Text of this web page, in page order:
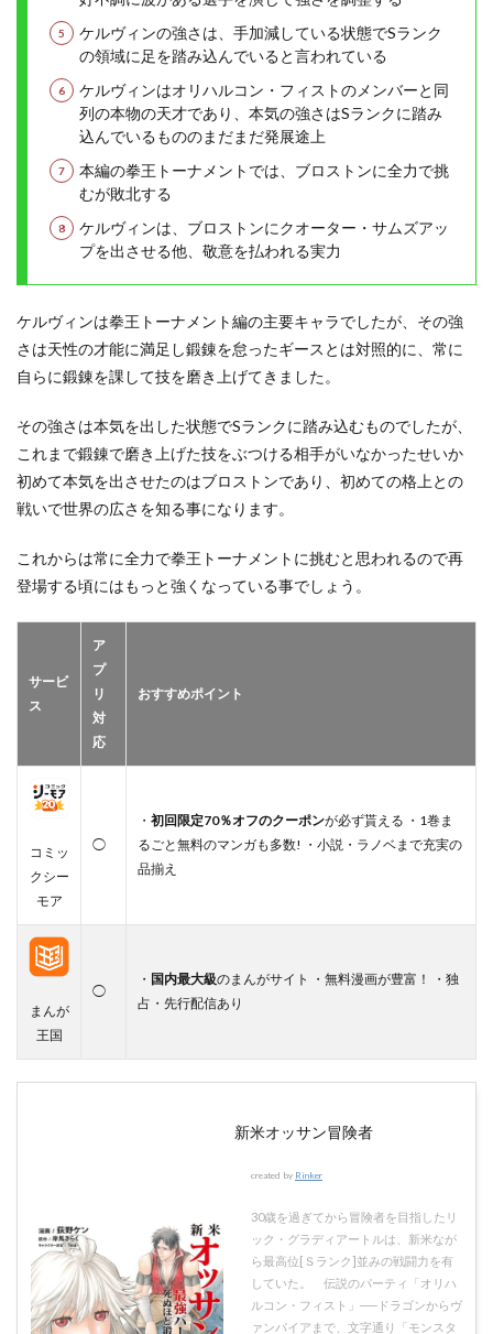
ケルヴィンの強さは、手加減している状態でSランク
の領域に足を踏み込んでいると言われている
ケルヴィンはオリハルコン・フィストのメンバーと同
列の本物の天才であり、本気の強さはSランクに踏み
込んでいるもののまだまだ発展途上
本編の拳王トーナメントでは、ブロストンに全力で挑
むが敗北する
ケルヴィンは、ブロストンにクオーター・サムズアッ
プを出させる他、敬意を払われる実力
ケルヴィンは拳王トーナメント編の主要キャラでしたが、その強
さは天性の才能に満足し鍛錬を怠ったギースとは対照的に、常に
自らに鍛錬を課して技を磨き上げてきました。
その強さは本気を出した状態でSランクに踏み込むものでしたが、
これまで鍛錬で磨き上げた技をぶつける相手がいなかったせいか
初めて本気を出させたのはブロストンであり、初めての格上との
戦いで世界の広さを知る事になります。
これからは常に全力で拳王トーナメントに挑むと思われるので再
登場する頃にはもっと強くなっている事でしょう。
サービ
ス
ア
プ
リ
対
応
おすすめポイント
コミッ
クシー
モア
◯
・ 初回限定70％オフのクーポンが必ず貰える ・1巻ま
るごと無料のマンガも多数! ・小説・ラノベまで充実の
品揃え
まんが
王国
◯
・ 国内最大級のまんがサイト ・無料漫画が豊富！ ・独
占・先行配信あり
新米オッサン冒険者
created by Rinker
30歳を過ぎてから冒険者を目指したリ
ック・グラディアートルは、新米なが
ら最高位[Ｓランク]並みの戦闘力を有
していた。 伝説のパーティ「オリハ
ルコン・フィスト」──ドラゴンからヴ
ァンパイアまで、文字通り「モンスタ